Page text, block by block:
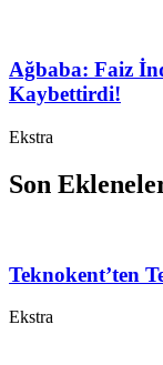
Ağbaba: Faiz
Kaybettirdi!
Ekstra
Son
Teknokent’ten
Ekstra